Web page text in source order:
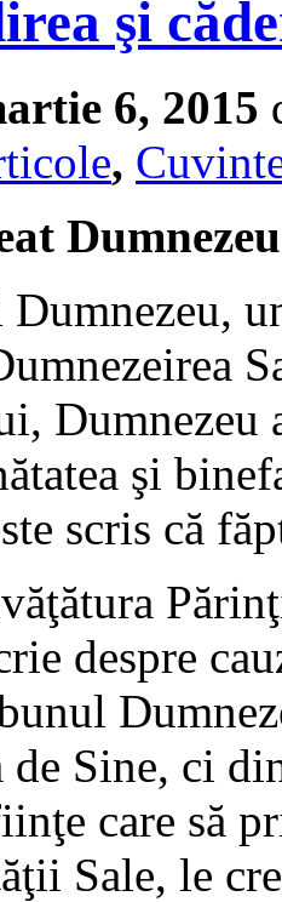
şi
6, 2015
,
Dumnezeu,
Dumnezeu
şi
scris că
despre
de Sine, ci
care să
Sale, le